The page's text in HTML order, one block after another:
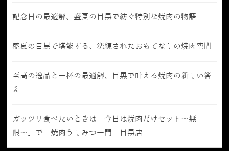
記念日の最適解、盛夏の目黒で紡ぐ特別な焼肉の物語
盛夏の目黒で堪能する、洗練されたおもてなしの焼肉空間
至高の逸品と一杯の最適解、目黒で叶える焼肉の新しい答
え
ガッツリ食べたいときは「今日は焼肉だけセット〜無
限〜」で｜焼肉うしみつ一門 目黒店